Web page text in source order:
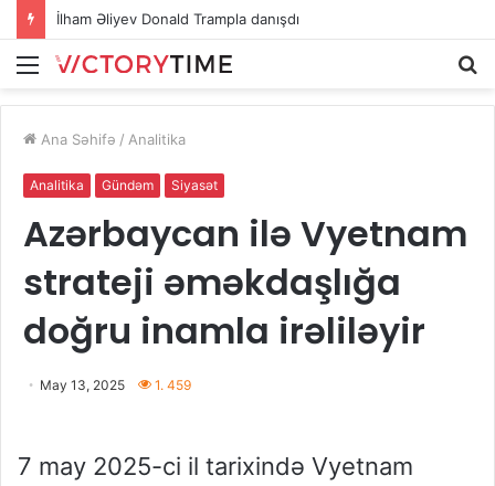
İlham Əliyev Donald Trampla danışdı
Menu
Ana Səhifə / Analitika
Analitika Gündəm Siyasət
Azərbaycan ilə Vyetnam
strateji əməkdaşlığa
doğru inamla irəliləyir
May 13, 2025 1. 459
7 may 2025-ci il tarixində Vyetnam